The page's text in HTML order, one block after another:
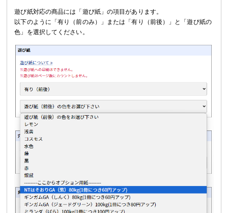
遊び紙対応の商品には「遊び紙」の項目があります。
以下のように「有り（前のみ）」または「有り（前後）」と「遊び紙の
色」を選択してください。